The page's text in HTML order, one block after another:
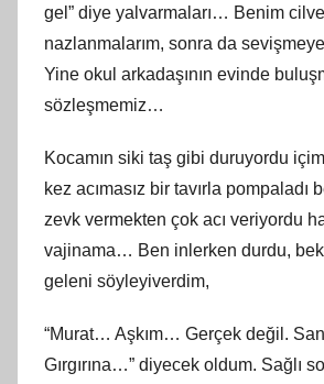
gel” diye yalvarmaları… Benim
nazlanmalarım, sonra da
Yine okul arkadaşının evinde
sözleşmemiz…
Kocamın siki taş gibi duruyordu
kez acımasız bir tavırla
zevk vermekten çok acı veriyordu
vajinama… Ben inlerken durdu,
geleni söyleyiverdim,
“Murat… Aşkım… Gerçek değil.
Gırgırına…” diyecek oldum. Sağlı